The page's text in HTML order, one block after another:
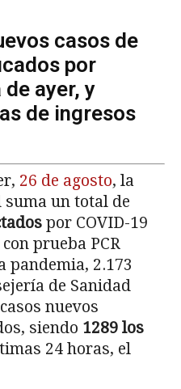
casos de
por
de ayer, y
de ingresos
26 de agosto, la
un total de
por COVID-19
prueba PCR
pandemia, 2.173
de Sanidad
nuevos
siendo 1289 los
24 horas, el